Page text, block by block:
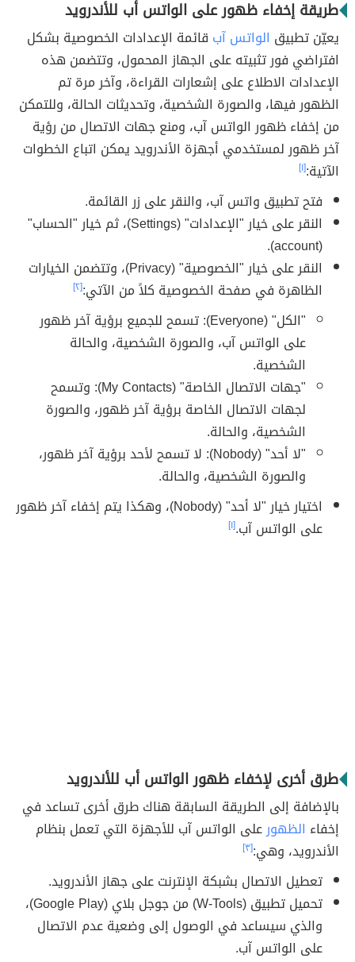
طريقة إخفاء ظهور على الواتس أب للأندرويد
يعيّن تطبيق الواتس آب قائمة الإعدادات الخصوصية بشكل
افتراضي فور تثبيته على الجهاز المحمول، وتتضمن هذه
الإعدادات الاطلاع على إشعارات القراءة، وآخر مرة تم
الظهور فيها، والصورة الشخصية، وتحديثات الحالة، وللتمكن
من إخفاء ظهور الواتس آب، ومنع جهات الاتصال من رؤية
آخر ظهور لمستخدمي أجهزة الأندرويد يمكن اتباع الخطوات
الآتية:[١]
فتح تطبيق واتس آب، والنقر على زر القائمة.
النقر على خيار "الإعدادات" (Settings)، ثم خيار "الحساب"
(account).
النقر على خيار "الخصوصية" (Privacy)، وتتضمن الخيارات
الظاهرة في صفحة الخصوصية كلاً من الآتي:[٢]
"الكل" (Everyone): تسمح للجميع برؤية آخر ظهور
على الواتس آب، والصورة الشخصية، والحالة
الشخصية.
"جهات الاتصال الخاصة" (My Contacts): وتسمح
لجهات الاتصال الخاصة برؤية آخر ظهور، والصورة
الشخصية، والحالة.
"لا أحد" (Nobody): لا تسمح لأحد برؤية آخر ظهور،
والصورة الشخصية، والحالة.
اختيار خيار "لا أحد" (Nobody)، وهكذا يتم إخفاء آخر ظهور
على الواتس آب.[١]
طرق أخرى لإخفاء ظهور الواتس أب للأندرويد
بالإضافة إلى الطريقة السابقة هناك طرق أخرى تساعد في
إخفاء الظهورعلى الواتس آب للأجهزة التي تعمل بنظام
الأندرويد، وهي:[٣]
تعطيل الاتصال بشبكة الإنترنت على جهاز الأندرويد.
تحميل تطبيق (W-Tools) من جوجل بلاي (Google Play)،
والذي سيساعد في الوصول إلى وضعية عدم الاتصال
على الواتس آب.